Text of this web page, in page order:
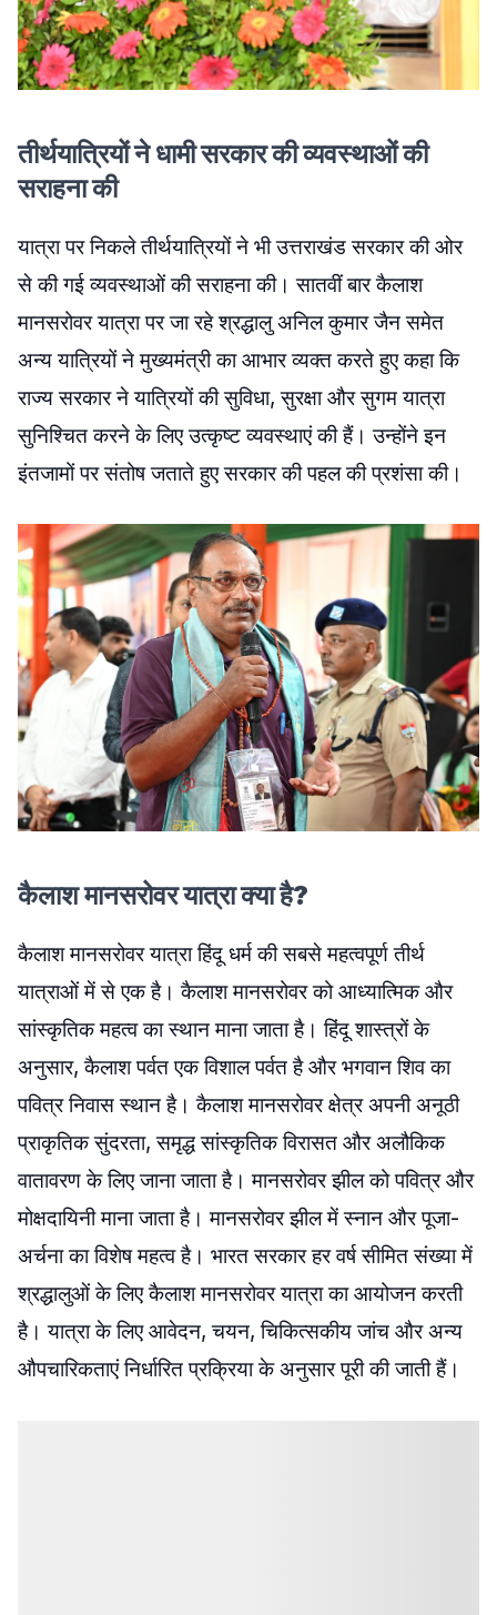
तीर्थयात्रियों ने धामी सरकार की व्यवस्थाओं की
सराहना की
यात्रा पर निकले तीर्थयात्रियों ने भी उत्तराखंड सरकार की ओर
से की गई व्यवस्थाओं की सराहना की। सातवीं बार कैलाश
मानसरोवर यात्रा पर जा रहे श्रद्धालु अनिल कुमार जैन समेत
अन्य यात्रियों ने मुख्यमंत्री का आभार व्यक्त करते हुए कहा कि
राज्य सरकार ने यात्रियों की सुविधा, सुरक्षा और सुगम यात्रा
सुनिश्चित करने के लिए उत्कृष्ट व्यवस्थाएं की हैं। उन्होंने इन
इंतजामों पर संतोष जताते हुए सरकार की पहल की प्रशंसा की।
कैलाश मानसरोवर यात्रा क्या है?
कैलाश मानसरोवर यात्रा हिंदू धर्म की सबसे महत्वपूर्ण तीर्थ
यात्राओं में से एक है। कैलाश मानसरोवर को आध्यात्मिक और
सांस्कृतिक महत्व का स्थान माना जाता है। हिंदू शास्त्रों के
अनुसार, कैलाश पर्वत एक विशाल पर्वत है और भगवान शिव का
पवित्र निवास स्थान है। कैलाश मानसरोवर क्षेत्र अपनी अनूठी
प्राकृतिक सुंदरता, समृद्ध सांस्कृतिक विरासत और अलौकिक
वातावरण के लिए जाना जाता है। मानसरोवर झील को पवित्र और
मोक्षदायिनी माना जाता है। मानसरोवर झील में स्नान और पूजा-
अर्चना का विशेष महत्व है। भारत सरकार हर वर्ष सीमित संख्या में
श्रद्धालुओं के लिए कैलाश मानसरोवर यात्रा का आयोजन करती
है। यात्रा के लिए आवेदन, चयन, चिकित्सकीय जांच और अन्य
औपचारिकताएं निर्धारित प्रक्रिया के अनुसार पूरी की जाती हैं।